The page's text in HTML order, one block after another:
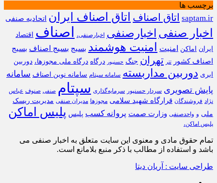
برچسب ها
saptam.ir اتاق اصناف اتاق اصناف ایران اتحادیه صنفی
اخبار صنفی اخبارصنفی اخبارصنفی، اصناف
اقتصاد
ایران
اماکن امنیت امنیت هوشمند بسیج بسیج اصناف بسیج
اصناف کشور
تتر تهران جنگ حسنپور درگاه درگاه ملی مجوزها، دوربین
ابری دوربین مداربسته سامانه سپتام سامانه نوین اصناف سامانه
پایش تصویری سردار حسنپور سرمایه‌گذاری سپتام صنفی صنوف عباس
نژاد فروشندگان قرارگاه شهید سلامی مجوزها مدیران صنفی مدیریت ریسک
ملی و واحدصنفی وزارت صمت پروانه کسب پلیس پلیس اماکن
پلیس اماکن،
تمام حقوق مادی و معنوی این سایت متعلق به اخبار صنفی می
باشد و استفاده از مطالب با ذکر منبع بلامانع است.
طراحی سایت : آریان دیتا